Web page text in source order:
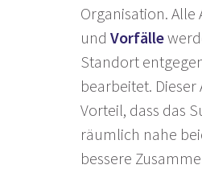
Organisation.
und Vorfälle
Standort
bearbeitet.
Vorteil, dass das
räumlich nahe
bessere